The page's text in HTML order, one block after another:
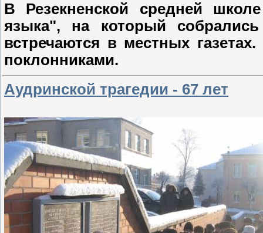
В Резекненской средней
языка", на который
встречаются в местных
поклонниками.
Аудринской трагедии - 67 лет